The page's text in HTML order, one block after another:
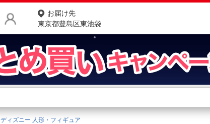
お届け先
東京都豊島区東池袋
商品をさがす
ランキングからさがす
ディズニー 人形・フィギュア